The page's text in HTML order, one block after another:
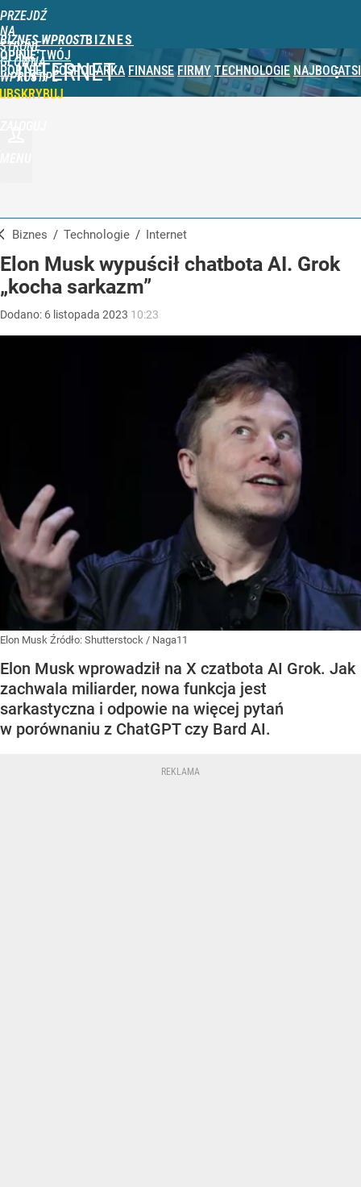
PRZEJDŹ
NA
STRONĘ
GŁÓWNĄ
WPROST.PL
BIZNES WPROST
OPINIE TWÓJ
PORTFEL GOSPODARKA FINANSE FIRMY TECHNOLOGIE NAJBOGATSI
INTERNET
Biznes / Technologie / Internet
Elon Musk wypuścił chatbota AI. Grok
„kocha sarkazm”
Dodano: 6 listopada 2023 10:23
Elon Musk Źródło: Shutterstock / Naga11
Elon Musk wprowadził na X czatbota AI Grok. Jak
zachwala miliarder, nowa funkcja jest
sarkastyczna i odpowie na więcej pytań
w porównaniu z ChatGPT czy Bard AI.